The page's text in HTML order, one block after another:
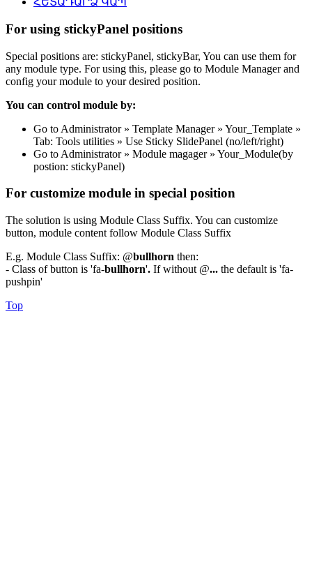
For using stickyPanel positions
Special positions are: stickyPanel, stickyBar, You can use them for
any module type. For using this, please go to Module Manager and
config your module to your desired position.
You can control module by:
Go to Administrator » Template Manager » Your_Template »
Tab: Tools utilities » Use Sticky SlidePanel (no/left/right)
Go to Administrator » Module magager » Your_Module(by
postion: stickyPanel)
For customize module in special position
The solution is using Module Class Suffix. You can customize
button, module content follow Module Class Suffix
E.g. Module Class Suffix: @bullhorn then:
- Class of button is 'fa-bullhorn'. If without @... the default is 'fa-
pushpin'
Top